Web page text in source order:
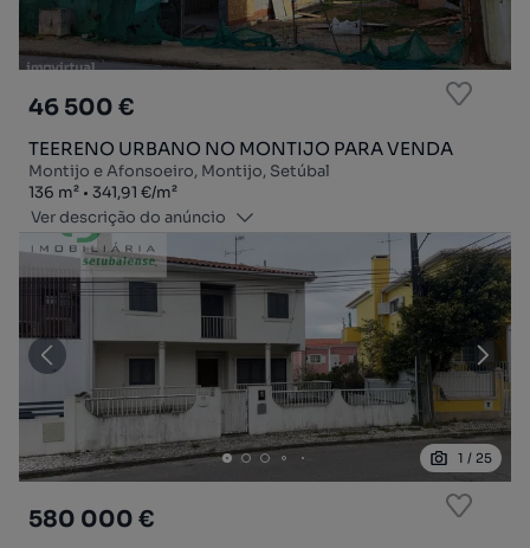
46 500 €
TEERENO URBANO NO MONTIJO PARA VENDA
Montijo e Afonsoeiro, Montijo, Setúbal
Zona
136 m²
Preço por metro quadrado
341,91 €/m²
Ver descrição do anúncio
1 / 25
580 000 €